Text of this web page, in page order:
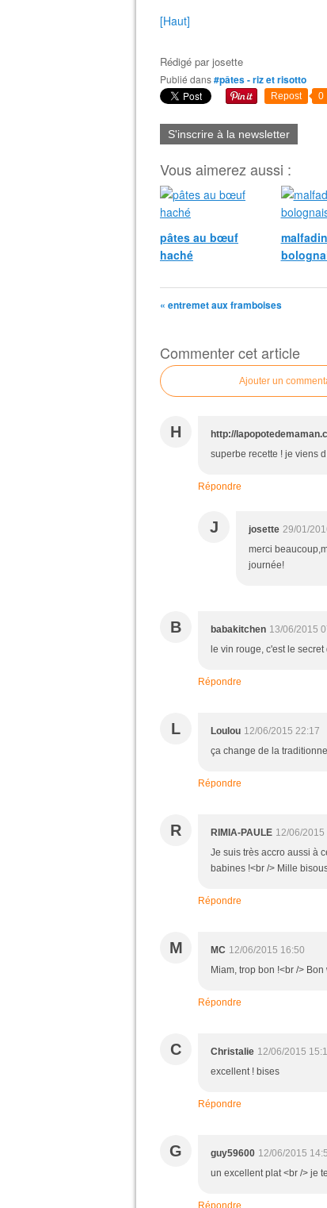
[Haut]
Rédigé parjosette
Publié dans#pâtes - riz et risotto
Repost 0
S'inscrire à la newsletter
Vous aimerez aussi :
pâtes au bœuf
haché
« entremet aux framboises
Commenter cet article
Ajouter un
H http://
superbe recette ! je viens
Répondre
J josette 29/01/
merci
journée!
B babakitchen 13/06/2015
le vin rouge, c'est le
Répondre
L Loulou 12/06/2015 22:17
ça change de la
Répondre
R RIMIA-PAULE 12/06/2015
Je suis très accro aussi à
babines !<br /> Mille
Répondre
M MC 12/06/2015 16:50
Miam, trop bon !<br />
Répondre
C Christalie 12/06/2015
excellent ! bises
Répondre
G guy59600 12/06/2015
un excellent plat <br /> je
Répondre